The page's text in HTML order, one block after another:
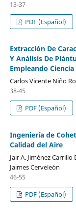
13-37
PDF (Español)
Extracción De
Y Análisis De
Empleando
Carlos Vicente Niño
38-45
PDF (Español)
Ingeniería de
Calidad del Aire
Jair A. Jiménez
Jaimes Cerveleón
46-55
PDF (Español)